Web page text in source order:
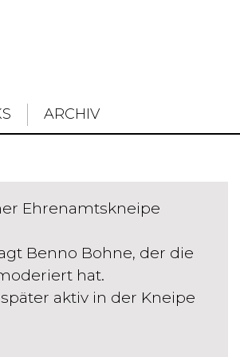
ARCHIV
Ehrenamtskneipe
Benno Bohne, der die
hat.
aktiv in der Kneipe